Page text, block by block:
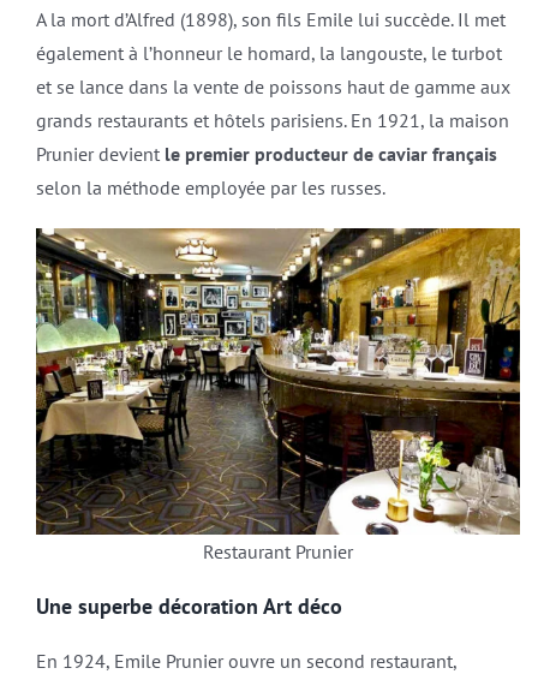
A la mort d’Alfred (1898), son fils Emile lui succède. Il met
également à l’honneur le homard, la langouste, le turbot
et se lance dans la vente de poissons haut de gamme aux
grands restaurants et hôtels parisiens. En 1921, la maison
Prunier devient le premier producteur de caviar français
selon la méthode employée par les russes.
Restaurant Prunier
Une superbe décoration Art déco
En 1924, Emile Prunier ouvre un second restaurant,